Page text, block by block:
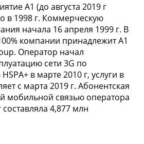
А1 (до августа 2019 г
в 1998 г. Коммерческую
начала 16 апреля 1999 г. В
компании принадлежит А1
Оператор начал
сети 3G по
в марте 2010 г, услуги в
с марта 2019 г. Абонентская
мобильной связью оператора
составляла 4,877 млн